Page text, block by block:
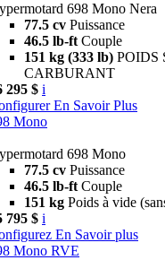
698 Mono Nera
77.5 cv Puissance
46.5 lb-ft Couple
151 kg (333 lb) POIDS
CARBURANT
295 $ i
En Savoir Plus
Mono
698 Mono
77.5 cv Puissance
46.5 lb-ft Couple
151 kg Poids à vide
795 $ i
En Savoir plus
Mono RVE